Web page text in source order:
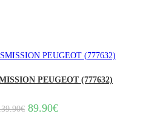
PEUGEOT (777632)
€ Le
89.90€Le